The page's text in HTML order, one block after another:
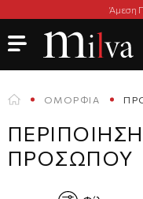
Άμεση
ΟΜΟΡΦΙΆ
ΠΕΡΙΠΟΊΗΣΗ
ΠΡΟΣΏΠΟΥ